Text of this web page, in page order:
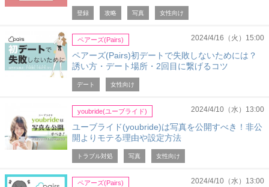
登録 攻略 写真 女性向け
ペアーズ(Pairs) 2024/4/16（火）15:00
ペアーズ(Pairs)初デートで失敗しないためには？
誘い方・デート場所・2回目に繋げるコツ
デート 女性向け
youbride(ユーブライド) 2024/4/10（水）13:00
ユーブライド(youbride)は写真を公開すべき！非公
開よりモテる理由や設定方法
トラブル対処 写真 女性向け
ペアーズ(Pairs) 2024/4/10（水）13:00